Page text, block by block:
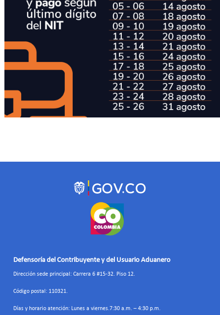
Defensoría del Contribuyente y del Usuario Aduanero
Dirección sede principal: Carrera 6 #15-32. Piso 12.
Código postal: 110321.
Días y horario atención: Lunes a viernes.7:30 a.m. – 4:30 p.m.